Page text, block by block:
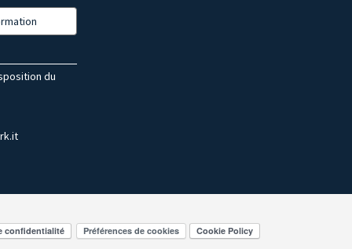
du
Préférences de cookies